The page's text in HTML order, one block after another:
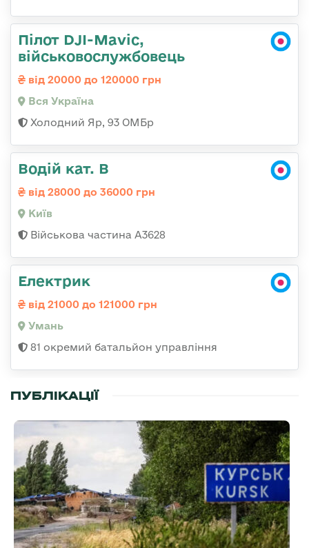
Пілот DJI-Mavic,
військовослужбовець
від 20000 до 120000 грн
Вся Україна
Холодний Яр, 93 ОМБр
Водій кат. В
від 28000 до 36000 грн
Київ
Військова частина А3628
Електрик
від 21000 до 121000 грн
Умань
81 окремий батальйон управління
ПУБЛІКАЦІЇ